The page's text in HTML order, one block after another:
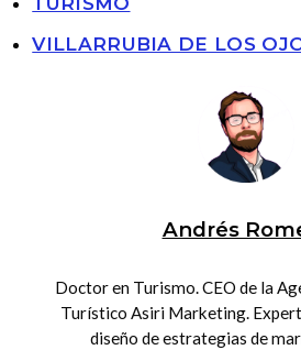
VILLARRUBIA DE LOS
Andrés
Doctor en Turismo. CEO de la
Turístico Asiri Marketing.
diseño de estrategias de